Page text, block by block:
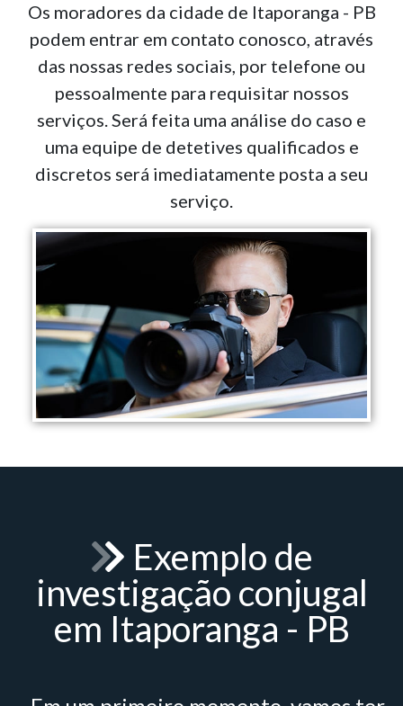
Os moradores da cidade de Itaporanga - PB
podem entrar em contato conosco, através
das nossas redes sociais, por telefone ou
pessoalmente para requisitar nossos
serviços. Será feita uma análise do caso e
uma equipe de detetives qualificados e
discretos será imediatamente posta a seu
serviço.
Exemplo de
investigação conjugal
em Itaporanga - PB